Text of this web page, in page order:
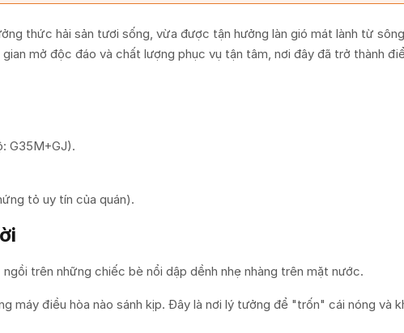
thức hải sản tươi sống, vừa được tận hưởng làn gió mát lành từ
mở độc đáo và chất lượng phục vụ tận tâm, nơi đây đã trở thành
G35M+GJ).
tỏ uy tín của quán).
trên những chiếc bè nổi dập dềnh nhẹ nhàng trên mặt nước.
máy điều hòa nào sánh kịp. Đây là nơi lý tưởng để "trốn" cái nóng và